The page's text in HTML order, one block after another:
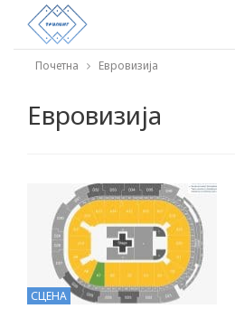
Почетна Евровизија
Евровизија
СЦЕНА